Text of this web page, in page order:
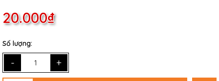
20.000₫
Số lượng:
- +